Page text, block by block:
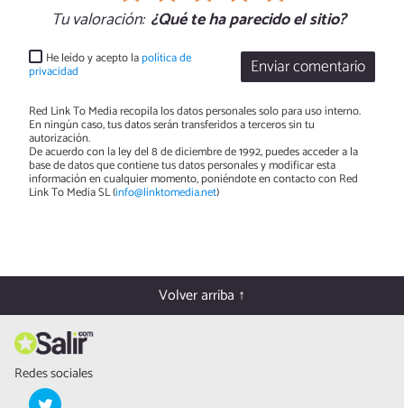
Tu valoración: ¿Qué te ha parecido el sitio?
Enviar comentario
He leído y acepto lapolítica de
privacidad
Red Link To Media recopila los datos personales solo para uso interno.
En ningún caso, tus datos serán transferidos a terceros sin tu
autorización.
De acuerdo con la ley del 8 de diciembre de 1992, puedes acceder a la
base de datos que contiene tus datos personales y modificar esta
información en cualquier momento, poniéndote en contacto con Red
Link To Media SL (info@linktomedia.net)
Volver arriba ↑
Redes sociales